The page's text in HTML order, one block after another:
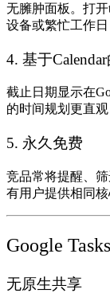
无臃肿面板。打开
设备或繁忙工作
4. 基于
截止日期显示在
的时间规划更直
5. 永久免费
竞品常将提醒、
有用户提供相同核
Google
无原生共享